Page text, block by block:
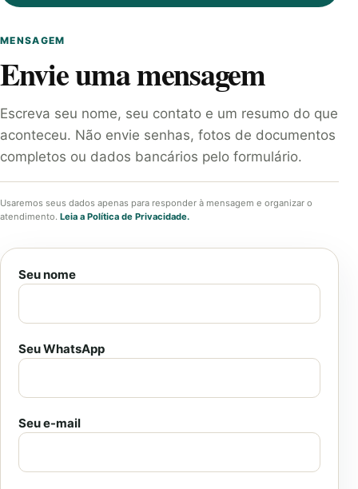
MENSAGEM
Envie uma mensagem
Escreva seu nome, seu contato e um resumo do que
aconteceu. Não envie senhas, fotos de documentos
completos ou dados bancários pelo formulário.
Usaremos seus dados apenas para responder à mensagem e organizar o
atendimento. Leia a Política de Privacidade.
Seu nome
Seu WhatsApp
Seu e-mail